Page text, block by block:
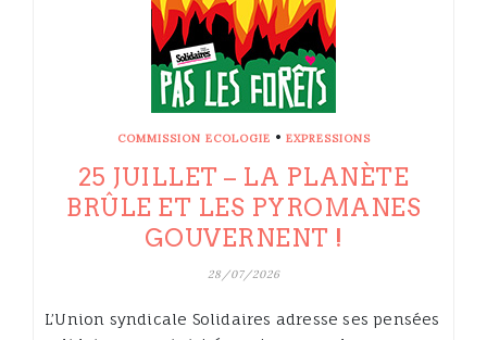
COMMISSION ECOLOGIE • EXPRESSIONS
25 JUILLET – LA PLANÈTE
BRÛLE ET LES PYROMANES
GOUVERNENT !
28/07/2026
L’Union syndicale Solidaires adresse ses pensées